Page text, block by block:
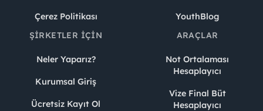
Çerez Politikası
YouthBlog
ŞIRKETLER İÇIN
Neler Yaparız?
Kurumsal Giriş
Ücretsiz Kayıt Ol
ARAÇLAR
Not Ortalaması
Hesaplayıcı
Vize Final Büt
Hesaplayıcı